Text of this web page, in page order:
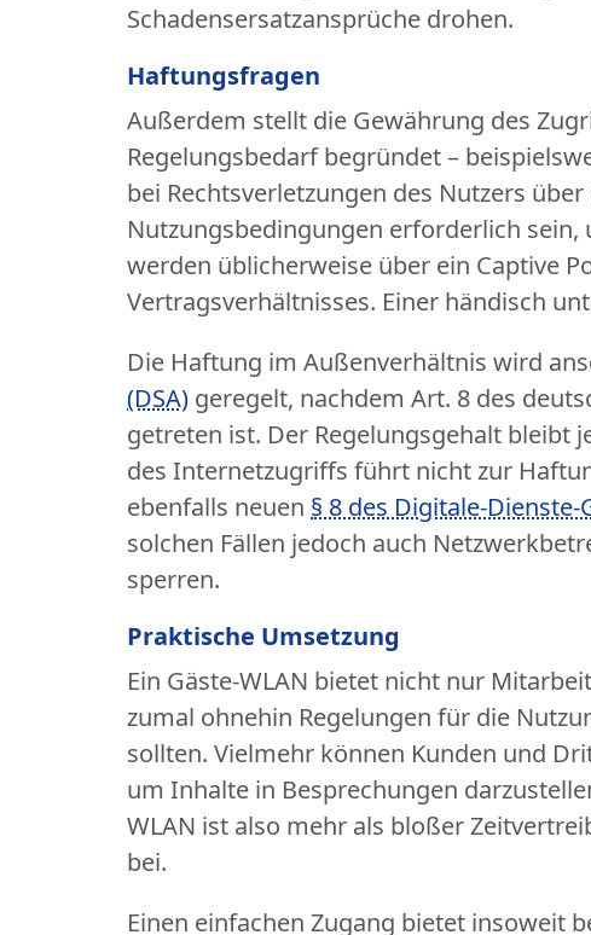
Schadensersatzansprüche drohen.
Haftungsfragen
Außerdem stellt die Gewährung des
Regelungsbedarf begründet –
bei Rechtsverletzungen des Nutzers
Nutzungsbedingungen erforderlich sein,
werden üblicherweise über ein Captive
Vertragsverhältnisses. Einer händisch
Die Haftung im Außenverhältnis wird
(DSA) geregelt, nachdem Art. 8 des
getreten ist. Der Regelungsgehalt bleibt
des Internetzugriffs führt nicht zur
ebenfalls neuen § 8 des Digitale-Dienste-
solchen Fällen jedoch auch
sperren.
Praktische Umsetzung
Ein Gäste-WLAN bietet nicht nur
zumal ohnehin Regelungen für die
sollten. Vielmehr können Kunden und
um Inhalte in Besprechungen
WLAN ist also mehr als bloßer
bei.
Einen einfachen Zugang bietet insoweit